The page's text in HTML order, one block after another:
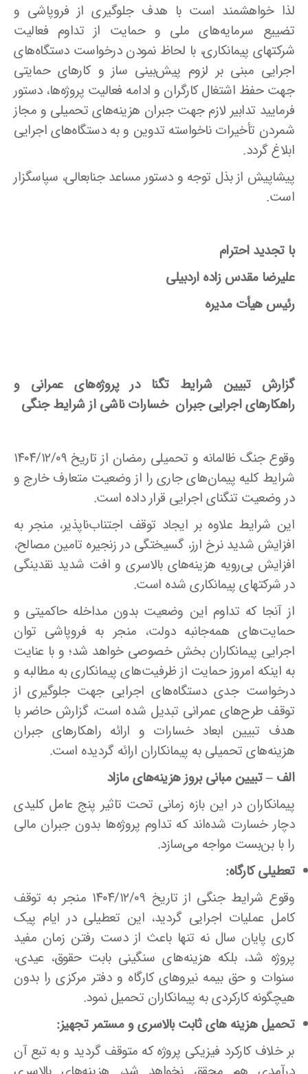
لذا خواهشمند است با هدف جلوگیری از فروپاشی و
تضییع سرمایه‌های ملی و حمایت از تداوم فعالیت
شرکتهای پیمانکاری، با لحاظ نمودن درخواست دستگاه‌های
اجرایی مبنی بر لزوم پیش‌بینی ساز و کارهای حمایتی
جهت حفظ اشتغال کارگران و ادامه فعالیت پروژه‌ها، دستور
فرمایید تدابیر لازم جهت جبران هزینه‌های تحمیلی و مجاز
شمردن تأخیرات ناخواسته تدوین و به دستگاه‌های اجرایی
ابلاغ گردد.
پیشاپیش از بذل توجه و دستور مساعد جنابعالی، سپاسگزار
است.
با تجدید احترام
علیرضا مقدس زاده اردبیلی
رئیس هیأت مدیره
گزارش تبیین شرایط تگنا در پروژه‌های عمرانی و
راهکارهای اجرایی جبران خسارات ناشی از شرایط جنگی
وقوع جنگ ظالمانه و تحمیلی رمضان از تاریخ ۱۴۰۴/۱۲/۰۹
شرایط کلیه پیمان‌های جاری را از وضعیت متعارف خارج و
در وضعیت تنگنای اجرایی قرار داده است.
این شرایط علاوه بر ایجاد توقف اجتناب‌ناپذیر، منجر به
افزایش شدید نرخ ارز، گسیختگی در زنجیره تامین مصالح،
افزایش بی‌رویه هزینه‌های بالاسری و افت شدید نقدینگی
در شرکتهای پیمانکاری شده است.
از آنجا که تداوم این وضعیت بدون مداخله حاکمیتی و
حمایت‌های همه‌جانبه دولت، منجر به فروپاشی توان
اجرایی پیمانکاران بخش خصوصی خواهد شد؛ و با عنایت
به اینکه امروز حمایت از ظرفیت‌های پیمانکاری به مطالبه و
درخواست جدی دستگاه‌های اجرایی جهت جلوگیری از
توقف طرح‌های عمرانی تبدیل شده است، گزارش حاضر با
هدف تبیین ابعاد خسارات و ارائه راهکارهای جبران
هزینه‌های تحمیلی به پیمانکاران ارائه گردیده است.
الف – تبیین مبانی بروز هزینه‌های مازاد
پیمانکاران در این بازه زمانی تحت تاثیر پنج عامل کلیدی
دچار خسارت شده‌اند که تداوم پروژه‌ها بدون جبران مالی
را با بن‌بست مواجه می‌سازد.
تعطیلی کارگاه:
وقوع شرایط جنگی از تاریخ ۱۴۰۴/۱۲/۰۹ منجر به توقف
کامل عملیات اجرایی گردید، این تعطیلی در ایام پیک
کاری پایان سال نه تنها باعث از دست رفتن زمان مفید
پروژه شد، بلکه هزینه‌های سنگینی بابت حقوق، عیدی،
سنوات و حق بیمه نیروهای کارگاه و دفتر مرکزی را بدون
هیچگونه کارکردی به پیمانکاران تحمیل نمود.
تحمیل هزینه های ثابت بالاسری و مستمر تجهیز:
بر خلاف کارکرد فیزیکی پروژه که متوقف گردید و به تبع آن